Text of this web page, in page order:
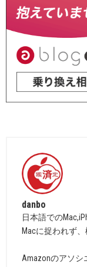
danbo
日本語での
Macに捉われず
Amazonのアソシ